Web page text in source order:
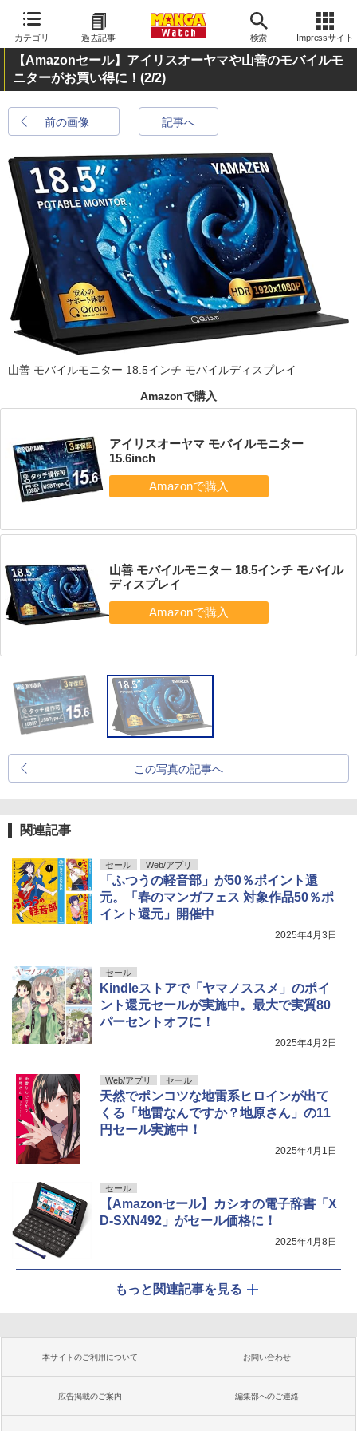
カテゴリ 過去記事 検索 Impressサイト
【Amazonセール】アイリスオーヤマや山善のモバイルモ
ニターがお買い得に！ (2/2)
前の画像 記事へ
山善 モバイルモニター 18.5インチ モバイルディスプレイ
Amazonで購入
アイリスオーヤマ モバイルモニター
15.6inch
山善 モバイルモニター 18.5インチ モバイル
ディスプレイ
この写真の記事へ
関連記事
セール Web/アプリ
「ふつうの軽音部」が50％ポイント還
元。「春のマンガフェス 対象作品50％ポ
イント還元」開催中
2025年4月3日
セール
Kindleストアで「ヤマノススメ」のポイ
ント還元セールが実施中。最大で実質80
パーセントオフに！
2025年4月2日
Web/アプリ セール
天然でポンコツな地雷系ヒロインが出て
くる「地雷なんですか？地原さん」の11
円セール実施中！
2025年4月1日
セール
【Amazonセール】カシオの電子辞書「X
D-SXN492」がセール価格に！
2025年4月8日
もっと関連記事を見る
本サイトのご利用について お問い合わせ
広告掲載のご案内 編集部へのご連絡